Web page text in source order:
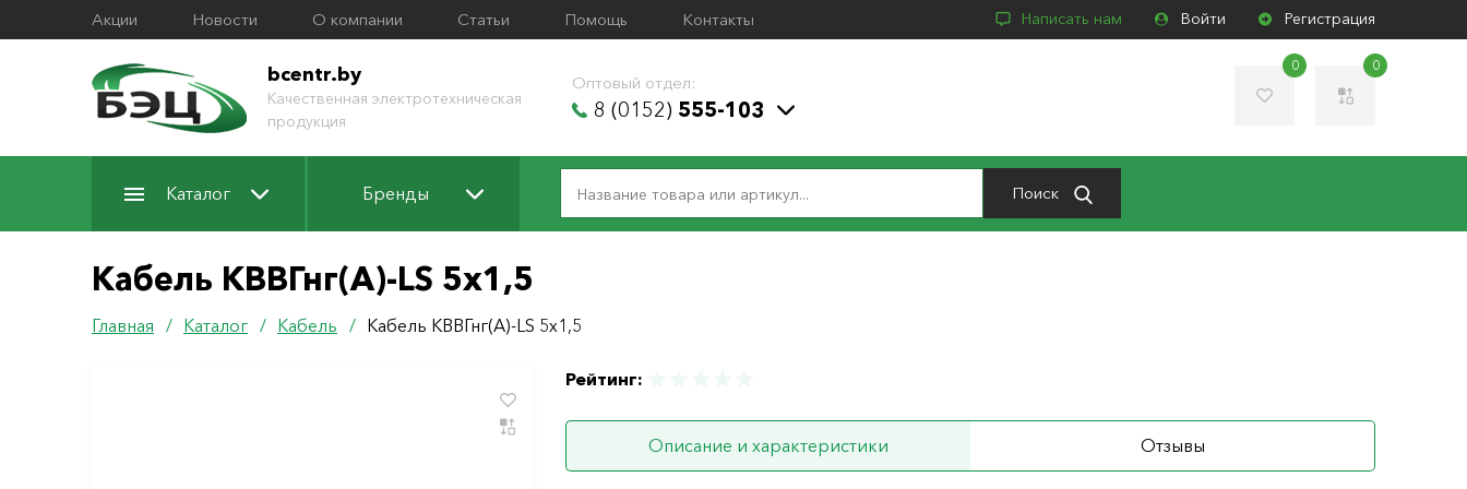
Акции Новости О компании Статьи Помощь Контакты Написать нам Войти Регистрация
bcentr.by
Качественная электротехническая
продукция
Оптовый отдел:
8 (0152) 555-103
0 0
Каталог Бренды Поиск
Кабель КВВГнг(А)-LS 5х1,5
Главная / Каталог / Кабель / Кабель КВВГнг(А)-LS 5х1,5
Рейтинг:
Описание и характеристики Отзывы